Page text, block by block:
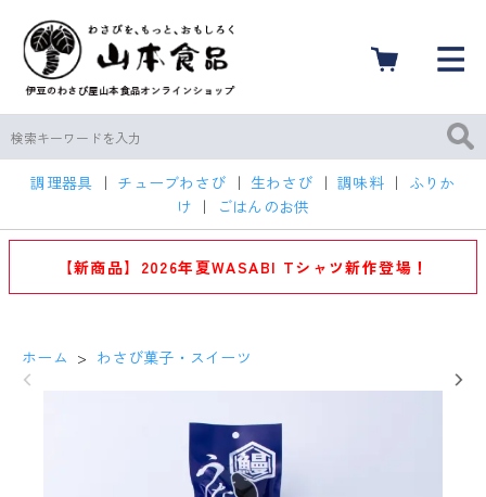
調理器具 ｜ チューブわさび ｜ 生わさび ｜調味料｜ ふりか
け ｜ ごはんのお供
【新商品】2026年夏WASABI Tシャツ新作登場！
ホーム > わさび菓子・スイーツ